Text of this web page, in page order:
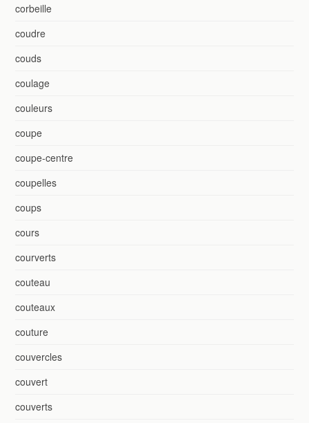
corbeille
coudre
couds
coulage
couleurs
coupe
coupe-centre
coupelles
coups
cours
courverts
couteau
couteaux
couture
couvercles
couvert
couverts